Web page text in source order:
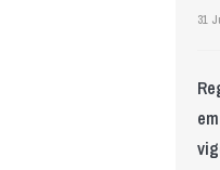
31